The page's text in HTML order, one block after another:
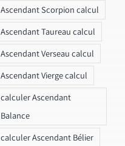
Ascendant Scorpion calcul
Ascendant Taureau calcul
Ascendant Verseau calcul
Ascendant Vierge calcul
calculer Ascendant
Balance
calculer Ascendant Bélier